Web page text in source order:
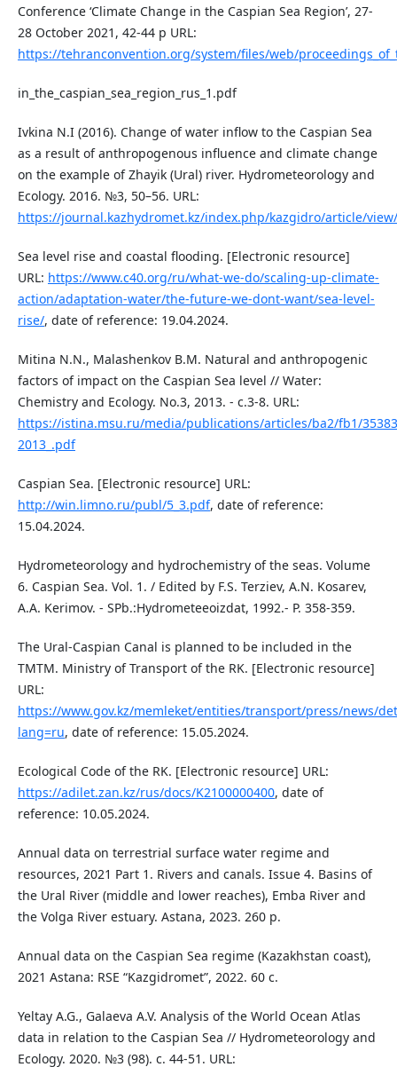
Conference ‘Climate Change in the Caspian Sea Region’, 27-
28 October 2021, 42-44 p URL:
https://tehranconvention.org/system/files/web/
in_the_caspian_sea_region_rus_1.pdf
Ivkina N.I (2016). Change of water inflow to the Caspian Sea
as a result of anthropogenous influence and climate change
on the example of Zhayik (Ural) river. Hydrometeorology and
Ecology. 2016. №3, 50–56. URL:
https://journal.kazhydromet.kz/index.php/kazgidro/article/
Sea level rise and coastal flooding. [Electronic resource]
URL: https://www.c40.org/ru/what-we-do/scaling-up-climate-
action/adaptation-water/the-future-we-dont-want/sea-level-
rise/, date of reference: 19.04.2024.
Mitina N.N., Malashenkov B.M. Natural and anthropogenic
factors of impact on the Caspian Sea level // Water:
Chemistry and Ecology. No.3, 2013. - с.3-8. URL:
https://istina.msu.ru/media/publications/articles/ba2/fb1/
2013_.pdf
Caspian Sea. [Electronic resource] URL:
http://win.limno.ru/publ/5_3.pdf, date of reference:
15.04.2024.
Hydrometeorology and hydrochemistry of the seas. Volume
6. Caspian Sea. Vol. 1. / Edited by F.S. Terziev, A.N. Kosarev,
A.A. Kerimov. - SPb.:Hydrometeeoizdat, 1992.- P. 358-359.
The Ural-Caspian Canal is planned to be included in the
TMTM. Ministry of Transport of the RK. [Electronic resource]
URL:
https://www.gov.kz/memleket/entities/transport/press/news/
lang=ru, date of reference: 15.05.2024.
Ecological Code of the RK. [Electronic resource] URL:
https://adilet.zan.kz/rus/docs/K2100000400, date of
reference: 10.05.2024.
Annual data on terrestrial surface water regime and
resources, 2021 Part 1. Rivers and canals. Issue 4. Basins of
the Ural River (middle and lower reaches), Emba River and
the Volga River estuary. Astana, 2023. 260 p.
Annual data on the Caspian Sea regime (Kazakhstan coast),
2021 Astana: RSE “Kazgidromet”, 2022. 60 с.
Yeltay A.G., Galaeva A.V. Analysis of the World Ocean Atlas
data in relation to the Caspian Sea // Hydrometeorology and
Ecology. 2020. №3 (98). с. 44-51. URL: